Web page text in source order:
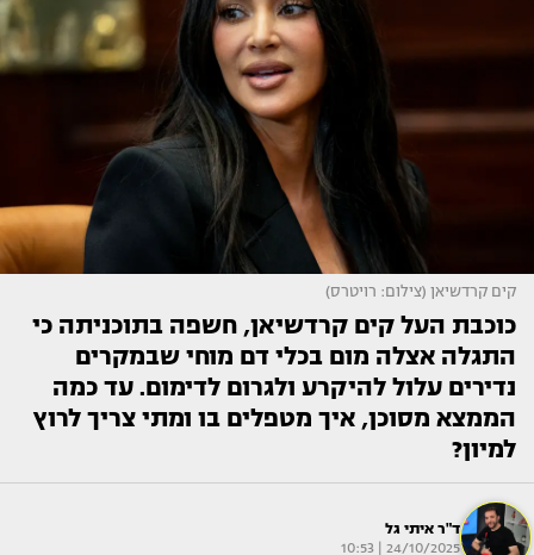
קים קרדשיאן (צילום: רויטרס)
כוכבת העל קים קרדשיאן, חשפה בתוכניתה כי
התגלה אצלה מום בכלי דם מוחי שבמקרים
נדירים עלול להיקרע ולגרום לדימום. עד כמה
הממצא מסוכן, איך מטפלים בו ומתי צריך לרוץ
למיון?
ד"ר איתי גל
24/10/2025 | 10:53